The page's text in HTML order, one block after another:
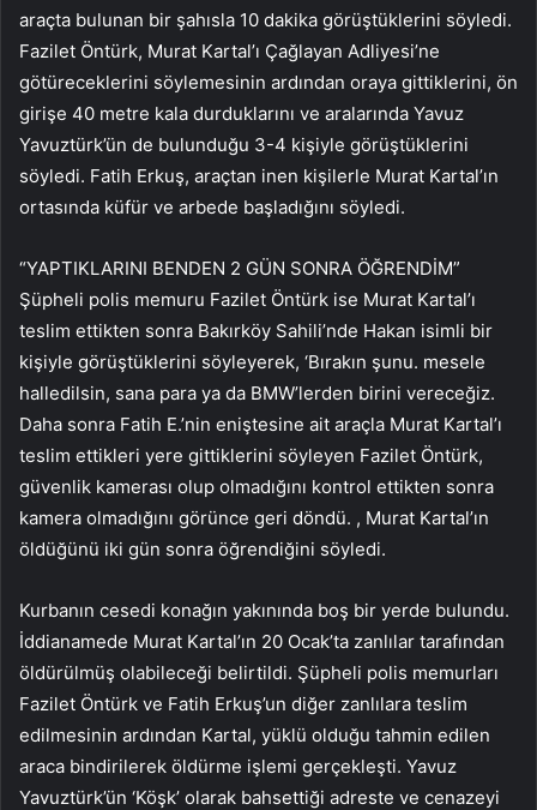
araçta bulunan bir şahısla 10 dakika görüştüklerini söyledi.
Fazilet Öntürk, Murat Kartal’ı Çağlayan Adliyesi’ne
götüreceklerini söylemesinin ardından oraya gittiklerini, ön
girişe 40 metre kala durduklarını ve aralarında Yavuz
Yavuztürk’ün de bulunduğu 3-4 kişiyle görüştüklerini
söyledi. Fatih Erkuş, araçtan inen kişilerle Murat Kartal’ın
ortasında küfür ve arbede başladığını söyledi.
“YAPTIKLARINI BENDEN 2 GÜN SONRA ÖĞRENDİM”
Şüpheli polis memuru Fazilet Öntürk ise Murat Kartal’ı
teslim ettikten sonra Bakırköy Sahili’nde Hakan isimli bir
kişiyle görüştüklerini söyleyerek, ‘Bırakın şunu. mesele
halledilsin, sana para ya da BMW’lerden birini vereceğiz.
Daha sonra Fatih E.’nin eniştesine ait araçla Murat Kartal’ı
teslim ettikleri yere gittiklerini söyleyen Fazilet Öntürk,
güvenlik kamerası olup olmadığını kontrol ettikten sonra
kamera olmadığını görünce geri döndü. , Murat Kartal’ın
öldüğünü iki gün sonra öğrendiğini söyledi.
Kurbanın cesedi konağın yakınında boş bir yerde bulundu.
İddianamede Murat Kartal’ın 20 Ocak’ta zanlılar tarafından
öldürülmüş olabileceği belirtildi. Şüpheli polis memurları
Fazilet Öntürk ve Fatih Erkuş’un diğer zanlılara teslim
edilmesinin ardından Kartal, yüklü olduğu tahmin edilen
araca bindirilerek öldürme işlemi gerçekleşti. Yavuz
Yavuztürk’ün ‘Köşk’ olarak bahsettiği adreste ve cenazeyi